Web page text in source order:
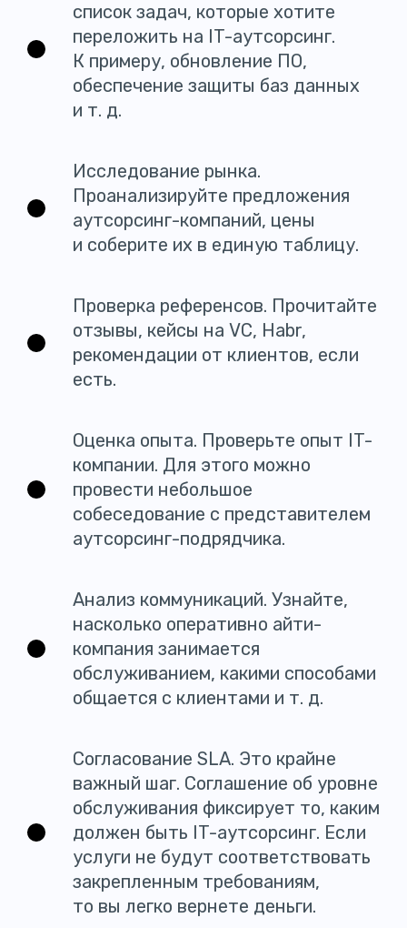
список задач, которые хотите
переложить на IT-аутсорсинг.
К примеру, обновление ПО,
обеспечение защиты баз данных
и т. д.
Исследование рынка.
Проанализируйте предложения
аутсорсинг-компаний, цены
и соберите их в единую таблицу.
Проверка референсов. Прочитайте
отзывы, кейсы на VC, Habr,
рекомендации от клиентов, если
есть.
Оценка опыта. Проверьте опыт IT-
компании. Для этого можно
провести небольшое
собеседование с представителем
аутсорсинг-подрядчика.
Анализ коммуникаций. Узнайте,
насколько оперативно айти-
компания занимается
обслуживанием, какими способами
общается с клиентами и т. д.
Согласование SLA. Это крайне
важный шаг. Соглашение об уровне
обслуживания фиксирует то, каким
должен быть IT-аутсорсинг. Если
услуги не будут соответствовать
закрепленным требованиям,
то вы легко вернете деньги.